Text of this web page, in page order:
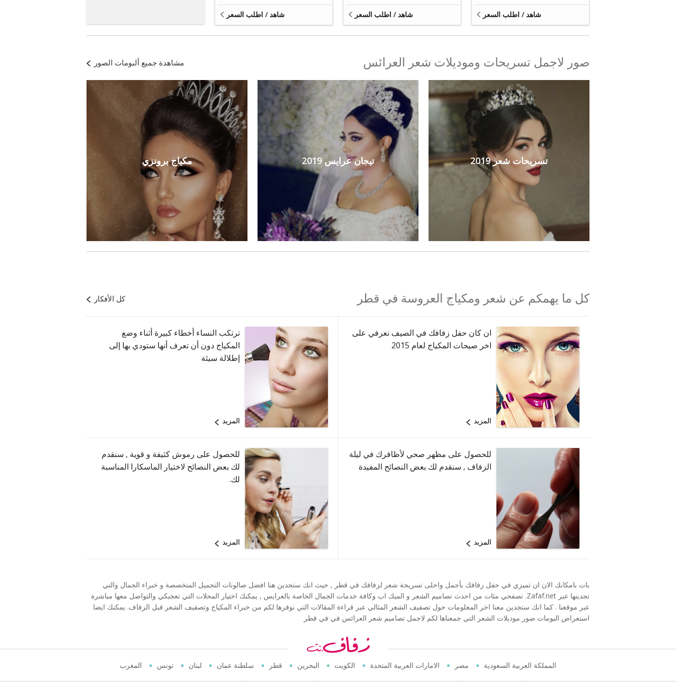
شاهد / اطلب السعر شاهد / اطلب السعر شاهد / اطلب السعر
صور لاجمل تسريحات وموديلات شعر العرائس مشاهدة جميع ألبومات الصور
تسريحات شعر 2019 تيجان عرايس 2019 مكياج برونزي
كل ما يهمكم عن شعر ومكياج العروسة في قطر كل الأفكار
ان كان حفل زفافك في الصيف تعرفي على
اخر صيحات المكياج لعام 2015
المزيد
ترتكب النساء أخطاء كبيرة أثناء وضع
المكياج دون أن تعرف أنها ستودي بها إلى
إطلالة سيئة
المزيد
للحصول على مظهر صحي لأظافرك في ليلة
الزفاف , سنقدم لك بعض النصائح المفيدة
المزيد
للحصول على رموش كثيفة و قوية , سنقدم
لك بعض النصائح لاختيار الماسكارا المناسبة
لك.
المزيد
بات بامكانك الان ان تميزي في حفل زفافك بأجمل واحلى تسريحة شعر لزفافك في قطر , حيث انك ستجدين هنا افضل صالونات التجميل المتخصصة و خبراء الجمال والتي
تجدينها عبر Zafaf.net. تصفحي مئات من احدث تصاميم الشعر و الميك اب وكافة خدمات الجمال الخاصة بالعرايس , يمكنك اختيار المحلات التي تعجبكي والتواصل معها مباشرة
عبر موقعنا . كما انك ستجدين معنا اخر المعلومات حول تصفيف الشعر المثالي عبر قراءة المقالات التي نوفرها لكم من خبراء المكياج وتصفيف الشعر قبل الزفاف. يمكنك ايضا
استعراض البومات صور موديلات الشعر التي جمعناها لكم لاجمل تصاميم شعر العرائس في في قطر
المملكة العربية السعودية مصر الامارات العربية المتحدة الكويت البحرين قطر سلطنة عمان لبنان تونس المغرب